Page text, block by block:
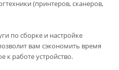
(принтеров, сканеров,
по сборке и настройке
вам сэкономить время
к работе устройство.